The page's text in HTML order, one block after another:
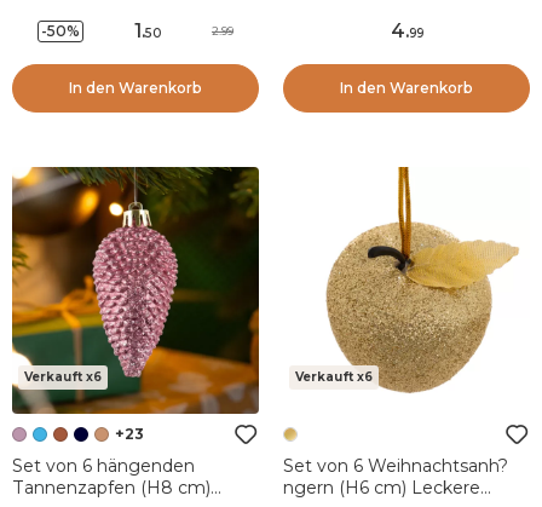
-50% 1.50 2.99
In den Warenkorb
4.99
In den Warenkorb
Verkauft x6
+23
Set von 6 hängenden
Tannenzapfen (H8 cm)
Verkauft x6
Set von 6 Weihnachtsanh?
ngern (H6 cm) Leckere